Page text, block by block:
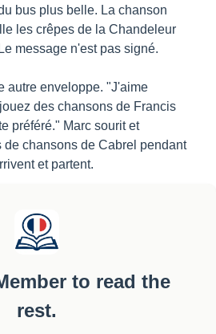
bus plus belle. La chanson
les crêpes de la Chandeleur
message n'est pas signé.
autre enveloppe. "J'aime
des chansons de Francis
préféré." Marc sourit et
chansons de Cabrel pendant
et partent.
to read the
rest.